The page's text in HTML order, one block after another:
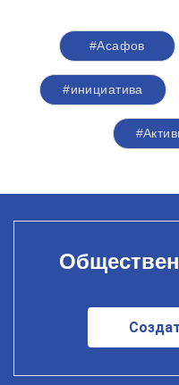
#Асафов
#инициатива